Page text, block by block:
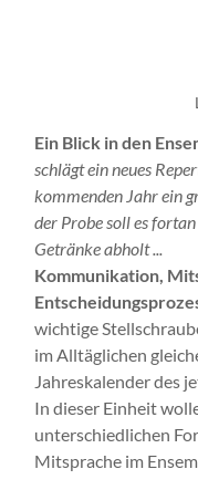
Ein Blick in den
schlägt ein neues
kommenden Jahr ein
der Probe soll es
Getränke abholt ...
Kommunikation,
wichtige
im Alltäglichen
Jahreskalender des
In dieser Einheit
unterschiedlichen
Mitsprache im